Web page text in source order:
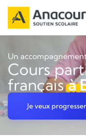
Un
Cours
françaisà
Je veux progresser